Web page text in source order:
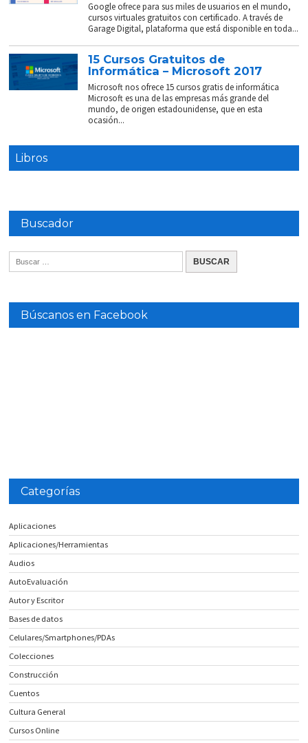
Google ofrece para sus miles de usuarios en el mundo,
cursos virtuales gratuitos con certificado. A través de
Garage Digital, plataforma que está disponible en toda...
15 Cursos Gratuitos de
Informática – Microsoft 2017
Microsoft nos ofrece 15 cursos gratis de informática
Microsoft es una de las empresas más grande del
mundo, de origen estadounidense, que en esta
ocasión...
Libros
Buscador
Búscanos en Facebook
Categorías
Aplicaciones
Aplicaciones/Herramientas
Audios
AutoEvaluación
Autor y Escritor
Bases de datos
Celulares/Smartphones/PDAs
Colecciones
Construcción
Cuentos
Cultura General
Cursos Online